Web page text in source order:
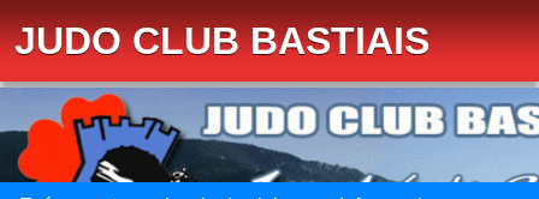
JUDO CLUB BASTIAIS